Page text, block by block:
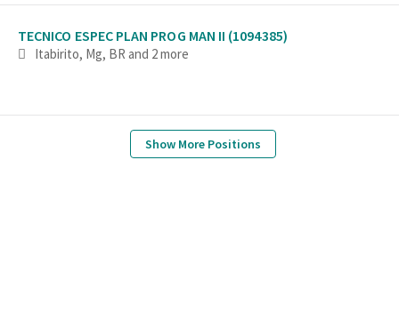
TECNICO ESPEC PLAN PROG MAN II (1094385)
Itabirito, Mg, BR and 2 more
Show More Positions